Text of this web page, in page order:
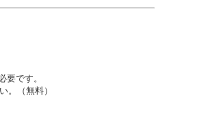
要です。
。（無料）